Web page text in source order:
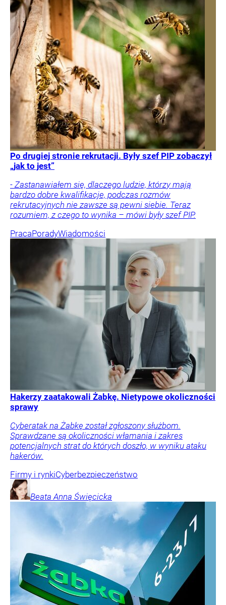
Po drugiej stronie rekrutacji. Były szef PIP zobaczył
„jak to jest”
- Zastanawiałem się, dlaczego ludzie, którzy mają
bardzo dobre kwalifikacje, podczas rozmów
rekrutacyjnych nie zawsze są pewni siebie. Teraz
rozumiem, z czego to wynika – mówi były szef PIP.
PracaPoradyWiadomości
Hakerzy zaatakowali Żabkę. Nietypowe okoliczności
sprawy
Cyberatak na Żabkę został zgłoszony służbom.
Sprawdzane są okoliczności włamania i zakres
potencjalnych strat do których doszło, w wyniku ataku
hakerów.
Firmy i rynkiCyberbezpieczeństwo
Beata Anna Święcicka